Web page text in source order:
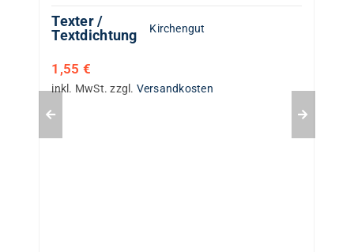
Texter /
Textdichtung
Kirchengut
1,55 €
inkl. MwSt. zzgl. Versandkosten